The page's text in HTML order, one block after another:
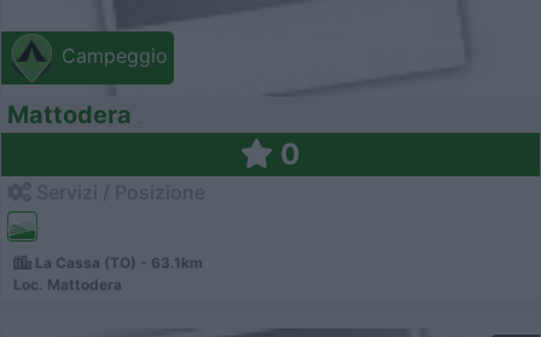
Campeggio
Mattodera
0
La Cassa (TO) - 63.1km
Loc. Mattodera